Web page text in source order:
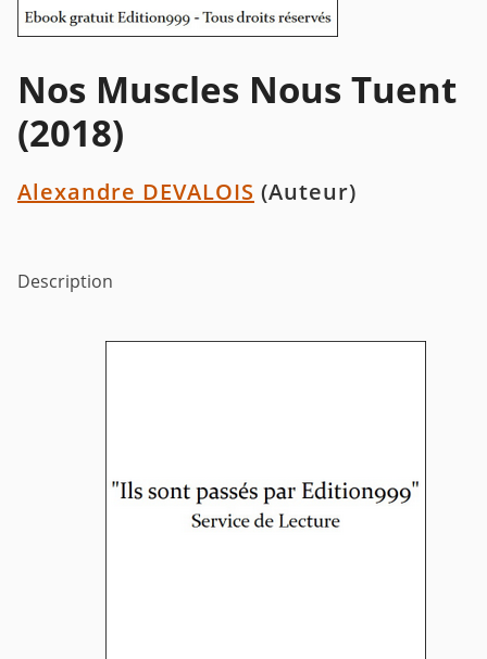
Nos Muscles Nous Tuent
(2018)
Alexandre DEVALOIS (Auteur)
Description